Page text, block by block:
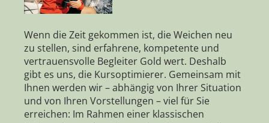
Wenn die Zeit gekommen ist, die Weichen neu
zu stellen, sind erfahrene, kompetente und
vertrauensvolle Begleiter Gold wert. Deshalb
gibt es uns, die Kursoptimierer. Gemeinsam mit
Ihnen werden wir – abhängig von Ihrer Situation
und von Ihren Vorstellungen – viel für Sie
erreichen: Im Rahmen einer klassischen